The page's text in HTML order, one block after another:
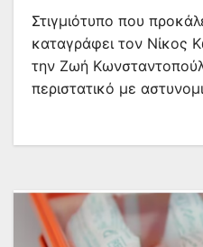
Στιγμιότυπο που
καταγράφει τον Νίκος
την Ζωή
περιστατικό με